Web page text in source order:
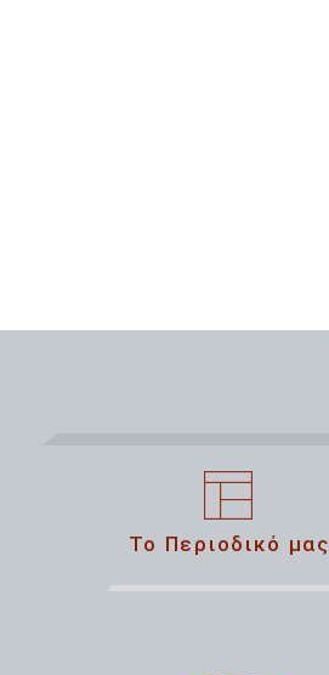
Το Περιοδικό μας